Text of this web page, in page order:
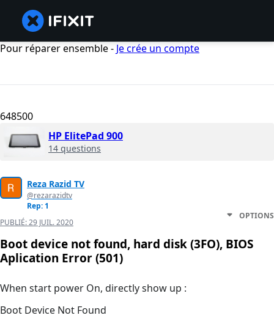
Pour réparer ensemble - Je crée un compte
648500
HP ElitePad 900
14 questions
Reza Razid TV
@rezarazidtv
Rep: 1
PUBLIÉ:29 JUIL. 2020
OPTIONS
Boot device not found, hard disk (3FO), BIOS
Aplication Error (501)
When start power On, directly show up :
Boot Device Not Found